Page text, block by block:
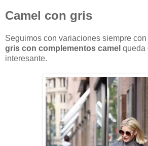
Camel con gris
Seguimos con variaciones siempre
gris con complementos camel queda
interesante.